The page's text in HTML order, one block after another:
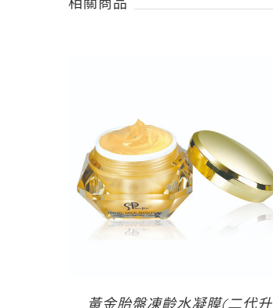
相關商品
黃金胎盤凍齡水凝膜(二代升